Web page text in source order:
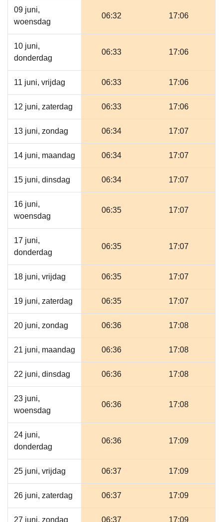
09 juni,
woensdag
06:32 17:06
10 juni,
donderdag
06:33 17:06
11 juni, vrijdag 06:33 17:06
12 juni, zaterdag 06:33 17:06
13 juni, zondag 06:34 17:07
14 juni, maandag 06:34 17:07
15 juni, dinsdag 06:34 17:07
16 juni,
woensdag
06:35 17:07
17 juni,
donderdag
06:35 17:07
18 juni, vrijdag 06:35 17:07
19 juni, zaterdag 06:35 17:07
20 juni, zondag 06:36 17:08
21 juni, maandag 06:36 17:08
22 juni, dinsdag 06:36 17:08
23 juni,
woensdag
06:36 17:08
24 juni,
donderdag
06:36 17:09
25 juni, vrijdag 06:37 17:09
26 juni, zaterdag 06:37 17:09
27 juni, zondag 06:37 17:09